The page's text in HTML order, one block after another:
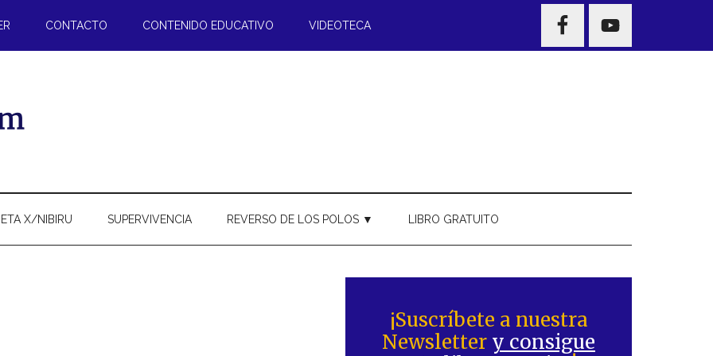
CONTACTO CONTENIDO EDUCATIVO VIDEOTECA
NAV
WIDGET
X/NIBIRU SUPERVIVENCIA REVERSO DE LOS POLOS ▼ LIBRO GRATUITO
lateral
principal
¡Suscríbete a nuestra
Newsletter y consigue